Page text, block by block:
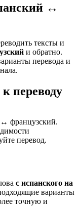
↔
тексты и
и обратно.
перевода и
переводу
французский.
перевод.
с испанского на
варианты
точную и